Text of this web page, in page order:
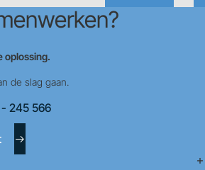
oplossing.
de slag gaan.
- 245 566